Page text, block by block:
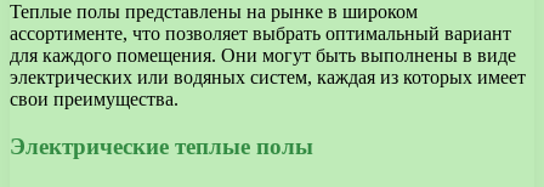
Теплые полы представлены на рынке в широком
ассортименте, что позволяет выбрать оптимальный вариант
для каждого помещения. Они могут быть выполнены в виде
электрических или водяных систем, каждая из которых имеет
свои преимущества.
Электрические теплые полы